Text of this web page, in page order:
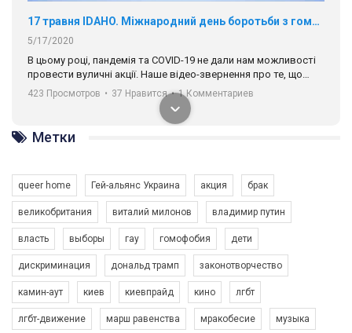
17 травня IDAHO. Міжнародний день боротьби з гомофобією трансфобією і біфобія.
5/17/2020
В цьому році, пандемія та COVІD-19 не дали нам можливості
провести вуличні акції. Наше відео-звернення про те, що
навіть коли ми у різних містах та не можемо зустрінеться, ми
разом. Ми закликаємо всіх хто поділяє цінності рівності та
солідарності, приєднатися до нас. Регіональні підрозділи
ГАУ є в 16 областях України.
Разом наш голос лунає гучніше!
423 Просмотров • 37 Нравится • 1 Комментариев
Зупинимо насильство проти ЛГБТ в Україні! Stop violence against LGBT in Ukraine!
Метки
queer home Гей-альянс Украина акция брак
великобритания виталий милонов владимир путин
власть выборы гау гомофобия дети
дискриминация дональд трамп законотворчество
камин-аут киев киевпрайд кино лгбт
лгбт-движение марш равенства мракобесие музыка